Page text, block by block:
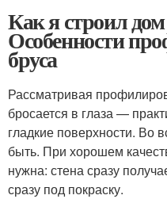
Как я строил дом
Особенности
бруса
Рассматривая
бросается в глаза —
гладкие поверхности. Во
быть. При хорошем
нужна: стена сразу
сразу под покраску.